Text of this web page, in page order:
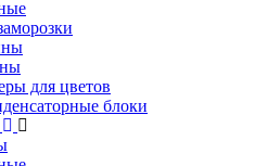
для цветов
блоки